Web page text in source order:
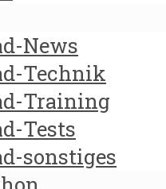
News
Technik
Training
Tests
sonstiges